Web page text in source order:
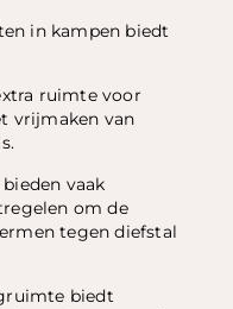
in kampen biedt
ruimte voor
vrijmaken van
vaak
om de
tegen diefstal
biedt